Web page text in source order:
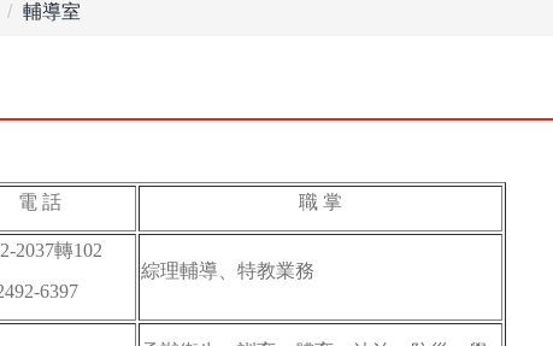
輔導室
電 話
職 掌
2037轉102
6397
綜理輔導、特教業務